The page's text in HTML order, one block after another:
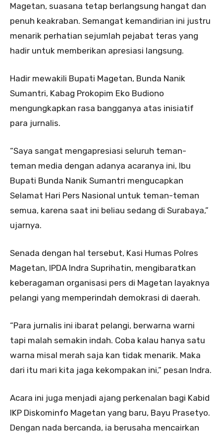
Magetan, suasana tetap berlangsung hangat dan
penuh keakraban. Semangat kemandirian ini justru
menarik perhatian sejumlah pejabat teras yang
hadir untuk memberikan apresiasi langsung.
Hadir mewakili Bupati Magetan, Bunda Nanik
Sumantri, Kabag Prokopim Eko Budiono
mengungkapkan rasa bangganya atas inisiatif
para jurnalis.
“Saya sangat mengapresiasi seluruh teman-
teman media dengan adanya acaranya ini, Ibu
Bupati Bunda Nanik Sumantri mengucapkan
Selamat Hari Pers Nasional untuk teman-teman
semua, karena saat ini beliau sedang di Surabaya,”
ujarnya.
Senada dengan hal tersebut, Kasi Humas Polres
Magetan, IPDA Indra Suprihatin, mengibaratkan
keberagaman organisasi pers di Magetan layaknya
pelangi yang memperindah demokrasi di daerah.
“Para jurnalis ini ibarat pelangi, berwarna warni
tapi malah semakin indah. Coba kalau hanya satu
warna misal merah saja kan tidak menarik. Maka
dari itu mari kita jaga kekompakan ini,” pesan Indra.
Acara ini juga menjadi ajang perkenalan bagi Kabid
IKP Diskominfo Magetan yang baru, Bayu Prasetyo.
Dengan nada bercanda, ia berusaha mencairkan